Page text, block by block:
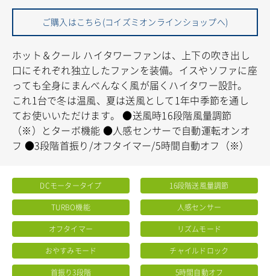
ご購入はこちら(コイズミオンラインショップへ)
ホット＆クール ハイタワーファンは、上下の吹き出し
口にそれぞれ独立したファンを装備。イスやソファに座
っても全身にまんべんなく風が届くハイタワー設計。
これ1台で冬は温風、夏は送風として1年中季節を通し
てお使いいただけます。
●送風時16段階風量調節
（※）とターボ機能 ●人感センサーで自動運転オンオ
フ ●3段階首振り/オフタイマー/5時間自動オフ（※）
DCモータータイプ 16段階送風量調節
TURBO機能 人感センサー
オフタイマー リズムモード
おやすみモード チャイルドロック
首振り3段階 5時間自動オフ